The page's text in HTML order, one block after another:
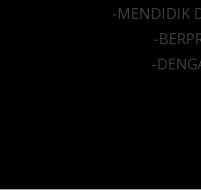
-MENDIDIK
-
-